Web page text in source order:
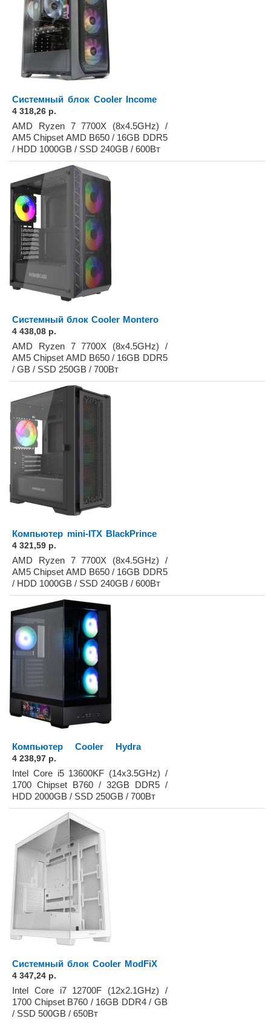
Системный блок Cooler Income
4 318,26 р.
AMD Ryzen 7 7700X (8x4.5GHz) /
AM5 Chipset AMD B650 / 16GB DDR5
/ HDD 1000GB / SSD 240GB / 600Вт
Системный блок Cooler Montero
4 438,08 р.
AMD Ryzen 7 7700X (8x4.5GHz) /
AM5 Chipset AMD B650 / 16GB DDR5
/ GB / SSD 250GB / 700Вт
Компьютер mini-ITX BlackPrince
4 321,59 р.
AMD Ryzen 7 7700X (8x4.5GHz) /
AM5 Chipset AMD B650 / 16GB DDR5
/ HDD 1000GB / SSD 240GB / 600Вт
Компьютер Cooler Hydra
4 238,97 р.
Intel Core i5 13600KF (14x3.5GHz) /
1700 Chipset B760 / 32GB DDR5 /
HDD 2000GB / SSD 250GB / 700Вт
Системный блок Cooler ModFiX
4 347,24 р.
Intel Core i7 12700F (12x2.1GHz) /
1700 Chipset B760 / 16GB DDR4 / GB
/ SSD 500GB / 650Вт